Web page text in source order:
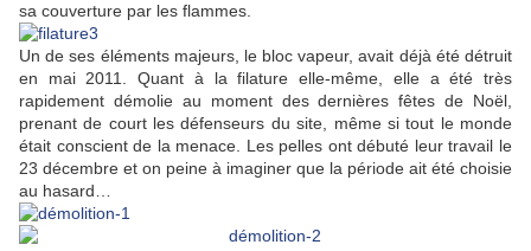
sa couverture par les flammes.
Un de ses éléments majeurs, le bloc vapeur, avait déjà été détruit
en mai 2011. Quant à la filature elle-même, elle a été très
rapidement démolie au moment des dernières fêtes de Noël,
prenant de court les défenseurs du site, même si tout le monde
était conscient de la menace. Les pelles ont débuté leur travail le
23 décembre et on peine à imaginer que la période ait été choisie
au hasard…